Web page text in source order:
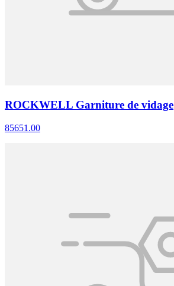
ROCKWELL Garniture de vidage
85651.00